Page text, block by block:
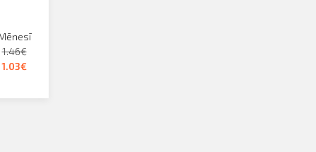
1.46€
1.03€